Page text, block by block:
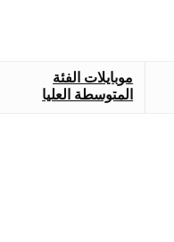
موبايلات الفئة
المتوسطة العليا